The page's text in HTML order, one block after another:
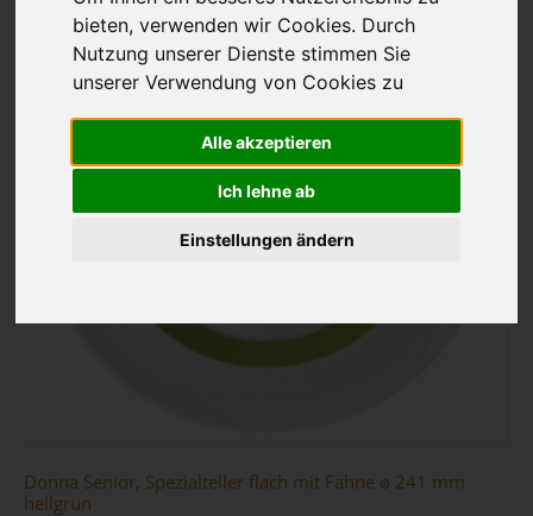
bieten, verwenden wir Cookies. Durch
Nutzung unserer Dienste stimmen Sie
unserer Verwendung von Cookies zu
Alle akzeptieren
Ich lehne ab
Einstellungen ändern
Donna Senior, Spezialteller flach mit Fahne ø 241 mm
hellgrün